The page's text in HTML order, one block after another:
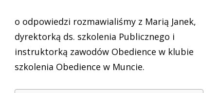
o odpowiedzi rozmawialiśmy z Marią Janek,
dyrektorką ds. szkolenia Publicznego i
instruktorką zawodów Obedience w klubie
szkolenia Obedience w Muncie.